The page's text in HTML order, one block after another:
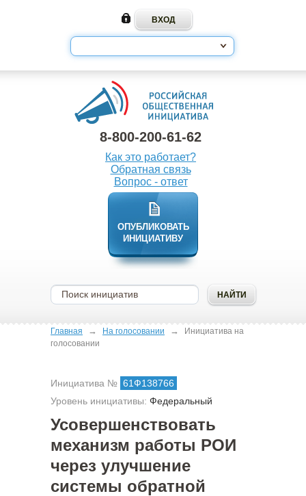
8-800-200-61-62
Как это работает?
Обратная связь
Вопрос - ответ
ОПУБЛИКОВАТЬ
ИНИЦИАТИВУ
Главная → На голосовании →
Инициатива на
голосовании
Инициатива № 61Ф138766
Уровень инициативы: Федеральный
Усовершенствовать
механизм работы РОИ
через улучшение
системы обратной